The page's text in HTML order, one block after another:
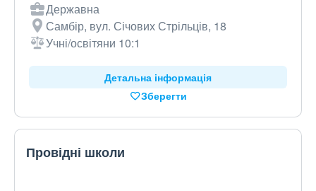
Державна
Самбір, вул. Січових Стрільців, 18
Учні/освітяни 10:1
Детальна інформація
Зберегти
Провідні школи